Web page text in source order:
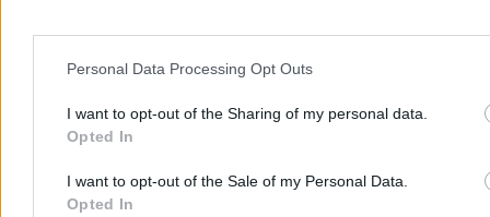
Personal Data Processing Opt Outs
I want to opt-out of the Sharing of my personal data.
Opted In
I want to opt-out of the Sale of my Personal Data.
Opted In
złożył deklarację w Kanale Zero
odpowiedział na pytanie Roberta Mazurka o kwestię podniesienia
wieku emerytalnego dla kobiet. Poseł niezrzeszony w Porannych